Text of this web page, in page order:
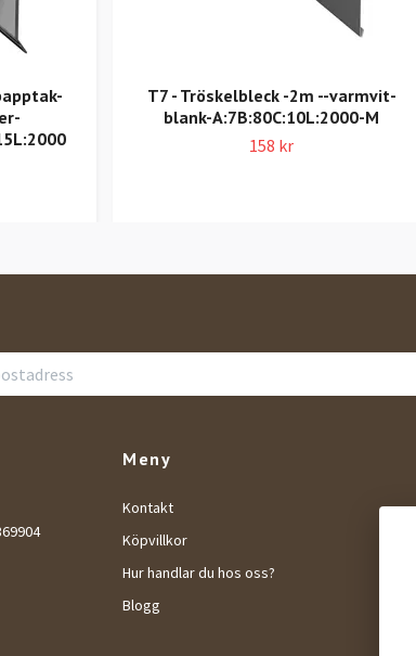
T7 - Tröskelbleck -2m --varmvit-
blank-A:7B:80C:10L:2000-M
158 kr
Meny
Kontakt
Köpvillkor
Hur handlar du hos oss?
Blogg